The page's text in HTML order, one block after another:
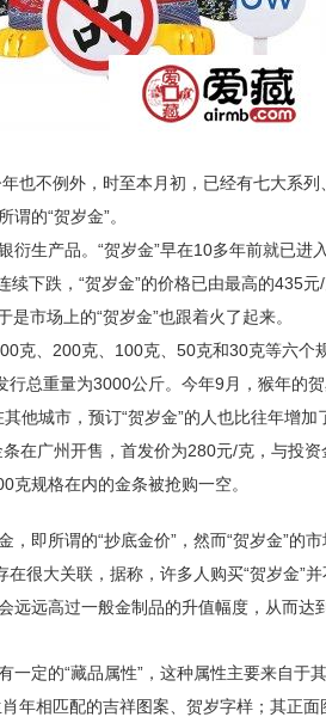
不例外，时至本月初，已经有七大系列
的“贺岁金”。
生产品。“贺岁金”早在10多年前就已进
下跌，“贺岁金”的价格已由最高的435
市场上的“贺岁金”也跟着火了起来。
、200克、100克、50克和30克等六个
总重量为3000公斤。今年9月，猴年的
他城市，预订“贺岁金”的人也比往年增
在广州开售，首发价为280元/克，与投资
规格在内的金条被抢购一空。
即所谓的“抄底金价”，然而“贺岁金”的
很大关联，据称，许多人购买“贺岁金”
远高过一般金制品的升值幅度，从而达
定的“藏品属性”，这种属性主要来自于
年相匹配的吉祥图案、贺岁字样；其正